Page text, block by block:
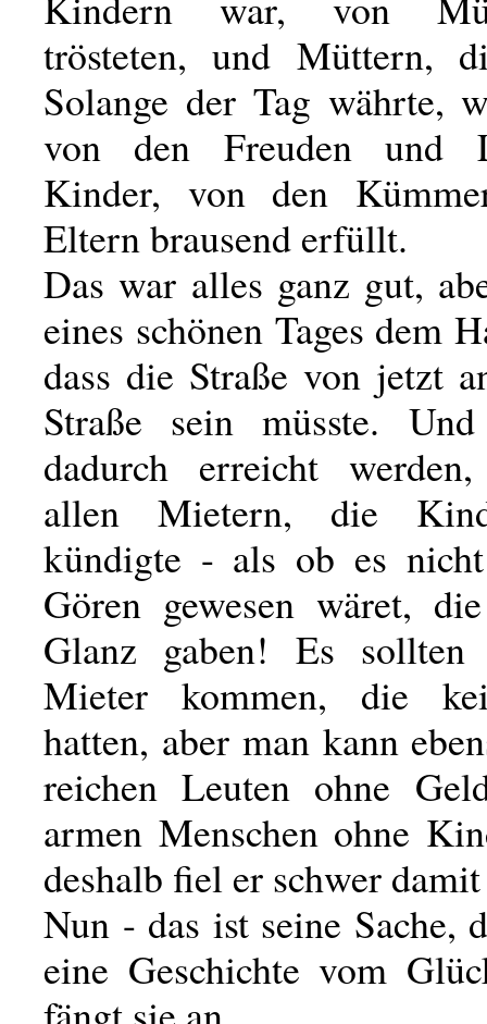
trösteten, und Müttern,
Solange der Tag währte,
von den Freuden und
Kinder, von den
Eltern brausend erfüllt.
Das war alles ganz gut,
eines schönen Tages dem
dass die Straße von jetzt
Straße sein müsste.
dadurch erreicht
allen Mietern, die
kündigte - als ob es
Gören gewesen wäret,
Glanz gaben! Es sollten
Mieter kommen, die
hatten, aber man kann
reichen Leuten ohne
armen Menschen ohne
deshalb fiel er schwer
Nun - das ist seine Sache,
eine Geschichte vom